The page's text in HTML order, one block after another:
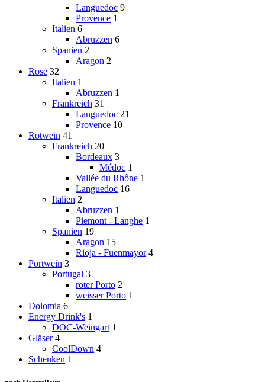
Languedoc 9
Provence 1
Italien 6
Abruzzen 6
Spanien 2
Aragon 2
Rosé 32
Italien 1
Abruzzen 1
Frankreich 31
Languedoc 21
Provence 10
Rotwein 41
Frankreich 20
Bordeaux 3
Médoc 1
Vallée du Rhône 1
Languedoc 16
Italien 2
Abruzzen 1
Piemont - Langhe 1
Spanien 19
Aragon 15
Rioja - Fuenmayor 4
Portwein 3
Portugal 3
roter Porto 2
weisser Porto 1
Dolomia 6
Energy Drink's 1
DOC-Weingart 1
Gläser 4
CoolDown 4
Schenken 1